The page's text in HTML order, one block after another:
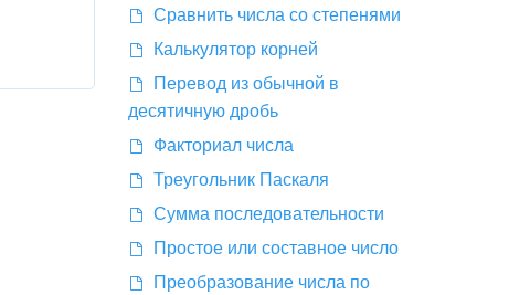
Сравнить числа со степенями
Калькулятор корней
Перевод из обычной в
десятичную дробь
Факториал числа
Треугольник Паскаля
Сумма последовательности
Простое или составное число
Преобразование числа по